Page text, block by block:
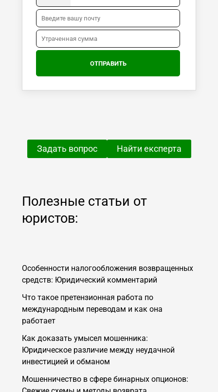
Задать вопрос Найти експерта
Полезные статьи от
юристов:
Особенности налогообложения возвращенных
средств: Юридический комментарий
Что такое претензионная работа по
международным переводам и как она
работает
Как доказать умысел мошенника:
Юридическое различие между неудачной
инвестицией и обманом
Мошенничество в сфере бинарных опционов: